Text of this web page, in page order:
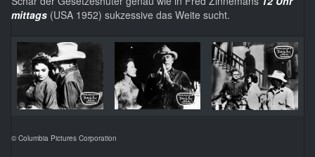
mittags (USA 1952) sukzessive das Weite sucht.
© Columbia Pictures Corporation